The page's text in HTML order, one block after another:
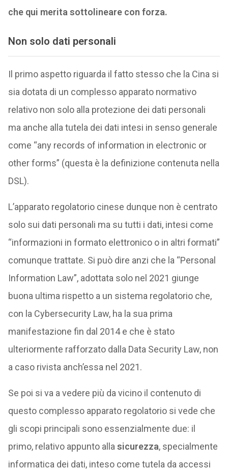
che qui merita sottolineare con forza.
Non solo dati personali
Il primo aspetto riguarda il fatto stesso che la Cina si
sia dotata di un complesso apparato normativo
relativo non solo alla protezione dei dati personali
ma anche alla tutela dei dati intesi in senso generale
come “any records of information in electronic or
other forms” (questa è la definizione contenuta nella
DSL).
L’apparato regolatorio cinese dunque non è centrato
solo sui dati personali ma su tutti i dati, intesi come
“informazioni in formato elettronico o in altri formati”
comunque trattate. Si può dire anzi che la “Personal
Information Law”, adottata solo nel 2021 giunge
buona ultima rispetto a un sistema regolatorio che,
con la Cybersecurity Law, ha la sua prima
manifestazione fin dal 2014 e che è stato
ulteriormente rafforzato dalla Data Security Law, non
a caso rivista anch’essa nel 2021.
Se poi si va a vedere più da vicino il contenuto di
questo complesso apparato regolatorio si vede che
gli scopi principali sono essenzialmente due: il
primo, relativo appunto alla sicurezza, specialmente
informatica dei dati, inteso come tutela da accessi